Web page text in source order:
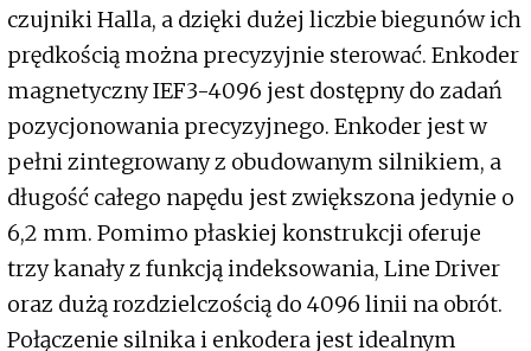
czujniki Halla, a dzięki dużej liczbie biegunów ich
prędkością można precyzyjnie sterować. Enkoder
magnetyczny IEF3-4096 jest dostępny do zadań
pozycjonowania precyzyjnego. Enkoder jest w
pełni zintegrowany z obudowanym silnikiem, a
długość całego napędu jest zwiększona jedynie o
6,2 mm. Pomimo płaskiej konstrukcji oferuje
trzy kanały z funkcją indeksowania, Line Driver
oraz dużą rozdzielczością do 4096 linii na obrót.
Połączenie silnika i enkodera jest idealnym